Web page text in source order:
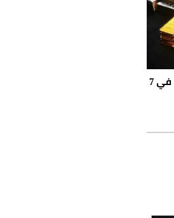
الذهب يرتفع إلى أعلى مستوى في 7